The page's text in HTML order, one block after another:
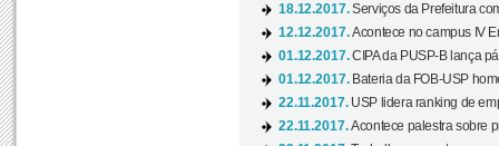
18.12.2017.Serviços da Prefeitura
12.12.2017.Acontece no campus IV
01.12.2017.CIPA da PUSP-B lança
01.12.2017. Bateria da FOB-USP
22.11.2017. USP lidera ranking de
22.11.2017.Acontece palestra sobre